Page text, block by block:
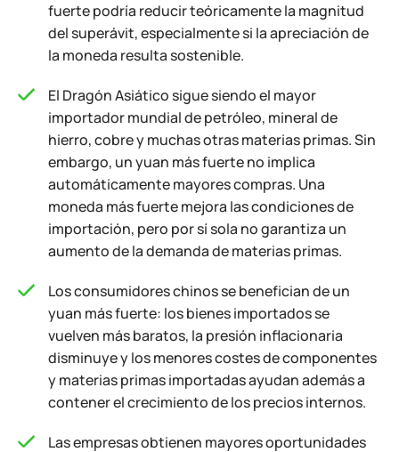
fuerte podría reducir teóricamente la magnitud
del superávit, especialmente si la apreciación de
la moneda resulta sostenible.
El Dragón Asiático sigue siendo el mayor
importador mundial de petróleo, mineral de
hierro, cobre y muchas otras materias primas. Sin
embargo, un yuan más fuerte no implica
automáticamente mayores compras. Una
moneda más fuerte mejora las condiciones de
importación, pero por sí sola no garantiza un
aumento de la demanda de materias primas.
Los consumidores chinos se benefician de un
yuan más fuerte: los bienes importados se
vuelven más baratos, la presión inflacionaria
disminuye y los menores costes de componentes
y materias primas importadas ayudan además a
contener el crecimiento de los precios internos.
Las empresas obtienen mayores oportunidades